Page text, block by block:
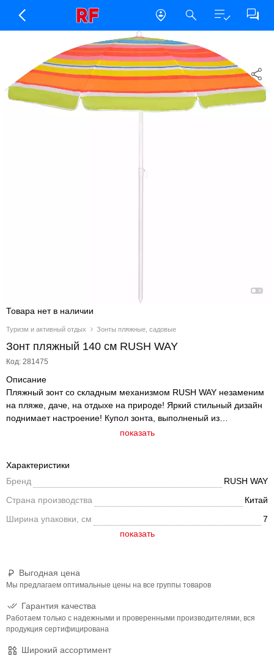
Туризм и активный отдых Зонты пляжные, садовые
Зонт пляжный 140 см RUSH WAY
Код: 281475
Товара нет в наличии
Описание
Пляжный зонт со складным механизмом RUSH WAY незаменим
на пляже, даче, на отдыхе на природе! Яркий стильный дизайн
поднимает настроение! Купол зонта, выполненый из
качественного нейлона, надежно защищает от солнечных
диаметр купола 140 см.
показать
Выгодная цена
Мы предлагаем оптимальные цены на все группы товаров
Гарантия качества
Работаем только с надежными и проверенными производителями, вся
продукция сертифицирована
Широкий ассортимент
Характеристики
Бренд
RUSH WAY
Страна производства
Китай
Ширина упаковки, см
7